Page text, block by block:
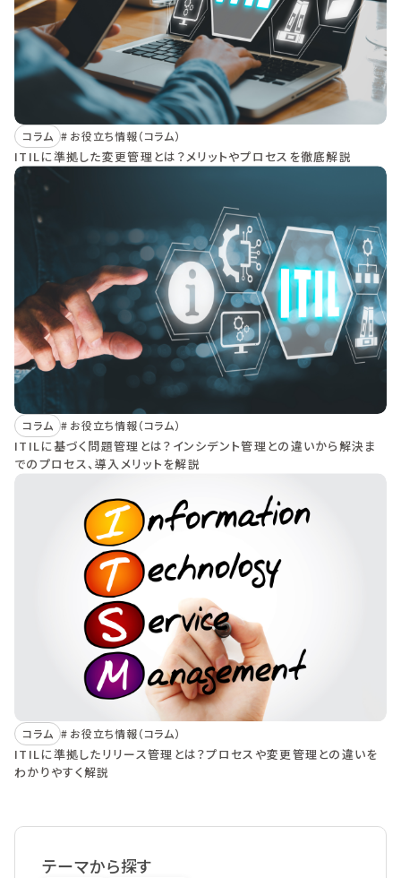
コラム お役立ち情報（コラム）
ITILに準拠した変更管理とは？メリットやプロセスを徹底解説
コラム お役立ち情報（コラム）
ITILに基づく問題管理とは？インシデント管理との違いから解決ま
でのプロセス、導入メリットを解説
コラム お役立ち情報（コラム）
ITILに準拠したリリース管理とは？プロセスや変更管理との違いを
わかりやすく解説
テーマから探す